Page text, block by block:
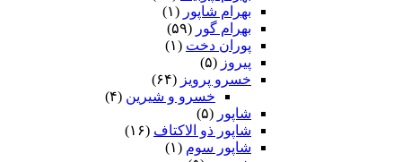
بهرام شاپور (۱)
بهرام گور (۵۹)
پوران دخت (۱)
پیروز (۵)
خسرو پرویز (۶۴)
خسرو و شیرین (۴)
شاپور (۵)
شاپور ذو الاکتاف (۱۶)
شاپور سوم‏ (۱)